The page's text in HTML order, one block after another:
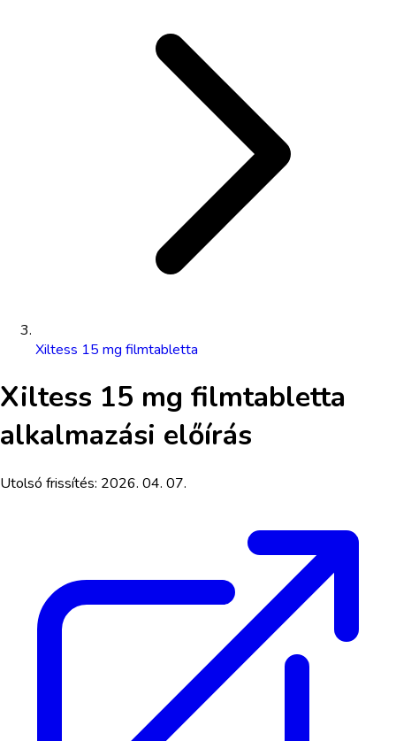
Xiltess 15 mg filmtabletta
Xiltess 15 mg filmtabletta
alkalmazási előírás
Utolsó frissítés: 2026. 04. 07.